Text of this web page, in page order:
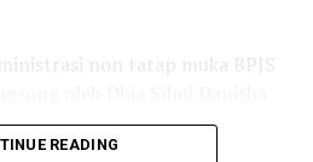
pilek.
non tatap muka BPJS
Tegal Besar, Kecamatan
READING